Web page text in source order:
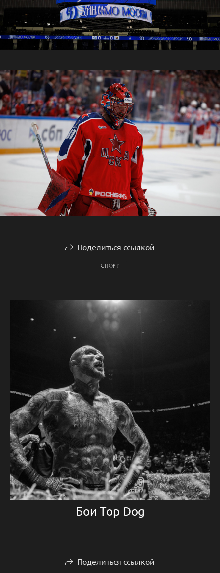
Поделиться ссылкой
СПОРТ
Бои Top Dog
Поделиться ссылкой